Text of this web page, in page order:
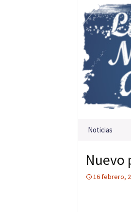
Saltar al
Noticias
Nuevo
16 febrero,